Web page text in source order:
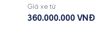
Giá xe từ
360.000.000 VNĐ